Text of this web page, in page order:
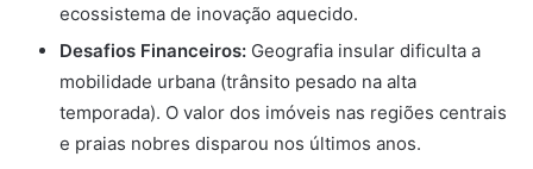
ecossistema de inovação aquecido.
Desafios Financeiros: Geografia insular dificulta a
mobilidade urbana (trânsito pesado na alta
temporada). O valor dos imóveis nas regiões centrais
e praias nobres disparou nos últimos anos.